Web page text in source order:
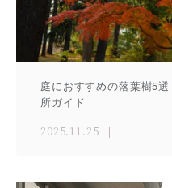
庭におすすめの落葉樹5
所ガイド
2025.11.25